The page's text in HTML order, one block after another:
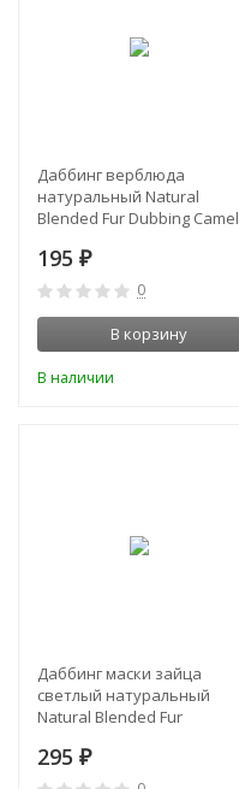
Даббинг верблюда
натуральный Natural
Blended Fur Dubbing Camel
195 ₽
0
В корзину
В наличии
Даббинг маски зайца
светлый натуральный
Natural Blended Fur
295 ₽